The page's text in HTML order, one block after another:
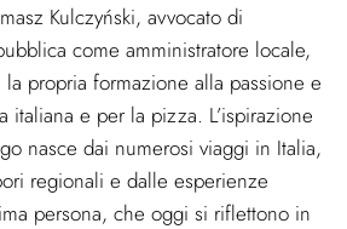
Kulczyński, avvocato di
come amministratore locale,
propria formazione alla passione e
italiana e per la pizza. L’ispirazione
nasce dai numerosi viaggi in Italia,
regionali e dalle esperienze
persona, che oggi si riflettono in